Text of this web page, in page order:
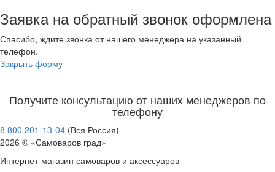
Заявка на обратный звонок оформлена
Спасибо, ждите звонка от нашего менеджера на указанный
телефон.
Закрыть форму
Получите консультацию от наших менеджеров по
телефону
8 800 201-13-04 (Вся Россия)
2026 © «Самоваров град»
Интернет-магазин самоваров и аксессуаров